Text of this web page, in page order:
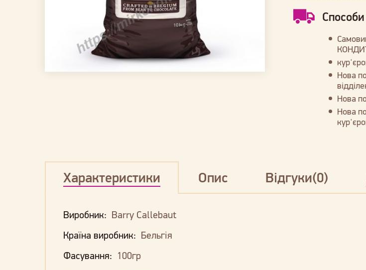
Нова
Нова
Нова
Характеристики Опис Відгуки(0)
Виробник: Barry Callebaut
Країна виробник: Бельгія
Фасування: 100гр